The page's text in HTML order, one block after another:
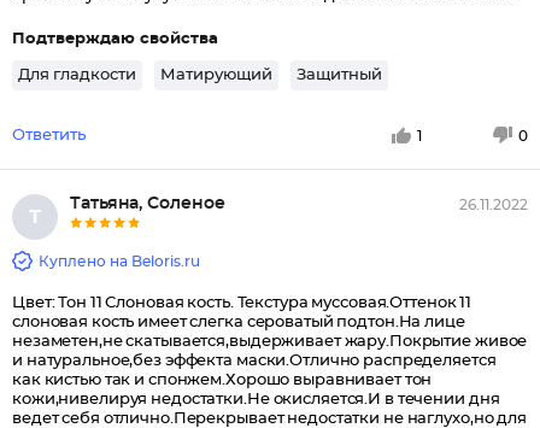
Подтверждаю свойства
Для гладкости Матирующий Защитный
Ответить 1 0
Т
Татьяна, Соленое 26.11.2022
Куплено на Beloris.ru
Цвет: Тон 11 Слоновая кость. Текстура муссовая.Оттенок 11
слоновая кость имеет слегка сероватый подтон.На лице
незаметен,не скатывается,выдерживает жару.Покрытие живое
и натуральное,без эффекта маски.Отлично распределяется
как кистью так и спонжем.Хорошо выравнивает тон
кожи,нивелируя недостатки.Не окисляется.И в течении дня
ведет себя отлично.Перекрывает недостатки не наглухо,но для